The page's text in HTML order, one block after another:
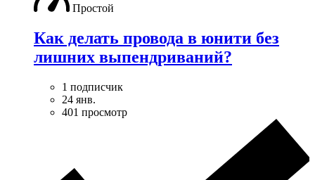
Простой
Как делать провода в юнити без
лишних выпендриваний?
1 подписчик
24 янв.
401 просмотр